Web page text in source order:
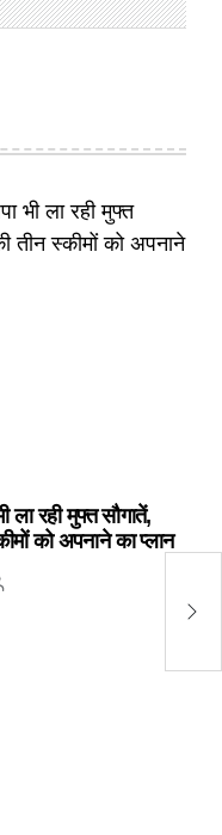
ला रही मुफ्त सौगातें,
को अपनाने का प्लान